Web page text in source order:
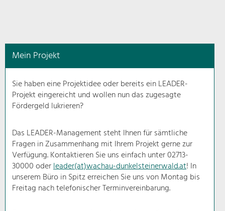
Natur- &
Landschaftsschutz
Pflege, Regulierung und
Weiterentwicklung.
Ortsbild, Baukultur und nachhaltiges
Siedlungswesen.
Land- & Forstwirtschaft
Bewirtschaftung und Pflege der
Kulturlandschaft.
Mein Projekt
Sie haben eine Projektidee oder bereits ein LEADER-
Projekt eingereicht und wollen nun das zugesagte
Fördergeld lukrieren?
Das LEADER-Management steht Ihnen für sämtliche
Fragen in Zusammenhang mit Ihrem Projekt gerne zur
Verfügung. Kontaktieren Sie uns einfach unter 02713-
30000 oderleader(at)wachau-dunkelsteinerwald.at! In
unserem Büro in Spitz erreichen Sie uns von Montag bis
Freitag nach telefonischer Terminvereinbarung.